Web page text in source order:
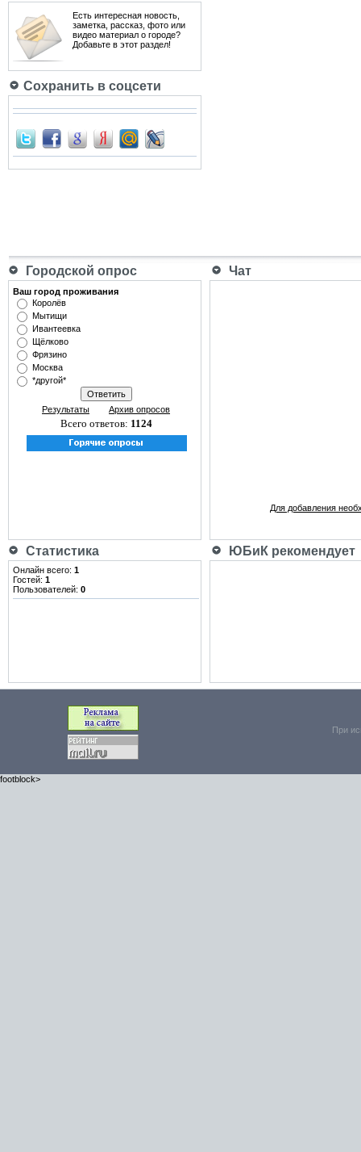
Есть интересная новость,
заметка, рассказ, фото или
видео материал о городе?
Добавьте в этот раздел!
Сохранить в соцсети
Городской опрос Чат
Ваш город проживания
Королёв
Мытищи
Ивантеевка
Щёлково
Фрязино
Москва
*другой*
Результаты Архив опросов
Всего ответов: 1124
Для добавления
Статистика ЮБиК рекомендует
Онлайн всего: 1
Гостей: 1
Пользователей: 0
При
footblock>